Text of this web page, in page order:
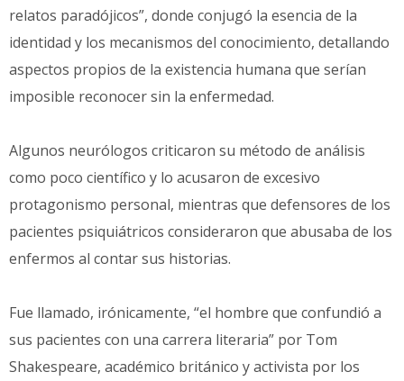
relatos paradójicos”, donde conjugó la esencia de la
identidad y los mecanismos del conocimiento, detallando
aspectos propios de la existencia humana que serían
imposible reconocer sin la enfermedad.
Algunos neurólogos criticaron su método de análisis
como poco científico y lo acusaron de excesivo
protagonismo personal, mientras que defensores de los
pacientes psiquiátricos consideraron que abusaba de los
enfermos al contar sus historias.
Fue llamado, irónicamente, “el hombre que confundió a
sus pacientes con una carrera literaria” por Tom
Shakespeare, académico británico y activista por los